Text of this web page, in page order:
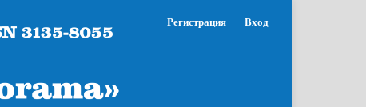
Регистрация Вход